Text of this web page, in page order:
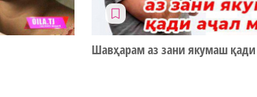
Шавҳарам аз зани якумаш қади